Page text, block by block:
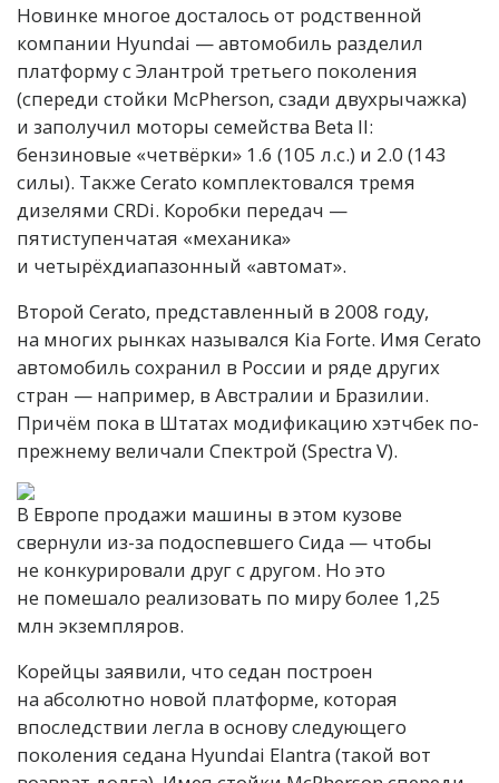
Новинке многое досталось от родственной
компании Hyundai — автомобиль разделил
платформу с Элантрой третьего поколения
(спереди стойки McPherson, сзади двухрычажка)
и заполучил моторы семейства Beta II:
бензиновые «четвёрки» 1.6 (105 л.с.) и 2.0 (143
силы). Также Cerato комплектовался тремя
дизелями CRDi. Коробки передач —
пятиступенчатая «механика»
и четырёхдиапазонный «автомат».
Второй Cerato, представленный в 2008 году,
на многих рынках назывался Kia Forte. Имя Cerato
автомобиль сохранил в России и ряде других
стран — например, в Австралии и Бразилии.
Причём пока в Штатах модификацию хэтчбек по-
прежнему величали Спектрой (Spectra V).
В Европе продажи машины в этом кузове
свернули из-за подоспевшего Сида — чтобы
не конкурировали друг с другом. Но это
не помешало реализовать по миру более 1,25
млн экземпляров.
Корейцы заявили, что седан построен
на абсолютно новой платформе, которая
впоследствии легла в основу следующего
поколения седана Hyundai Elantra (такой вот